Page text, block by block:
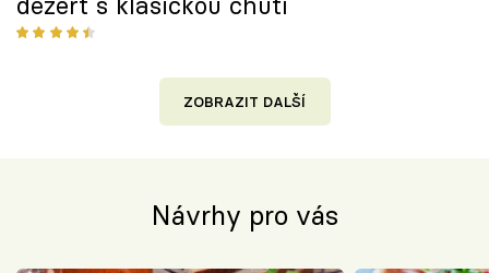
ZOBRAZIT DALŠÍ
Návrhy pro vás